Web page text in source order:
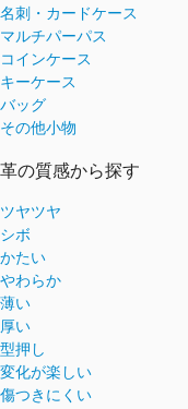
名刺・カードケース
マルチパーパス
コインケース
キーケース
バッグ
その他小物
革の質感から探す
ツヤツヤ
シボ
かたい
やわらか
薄い
厚い
型押し
変化が楽しい
傷つきにくい